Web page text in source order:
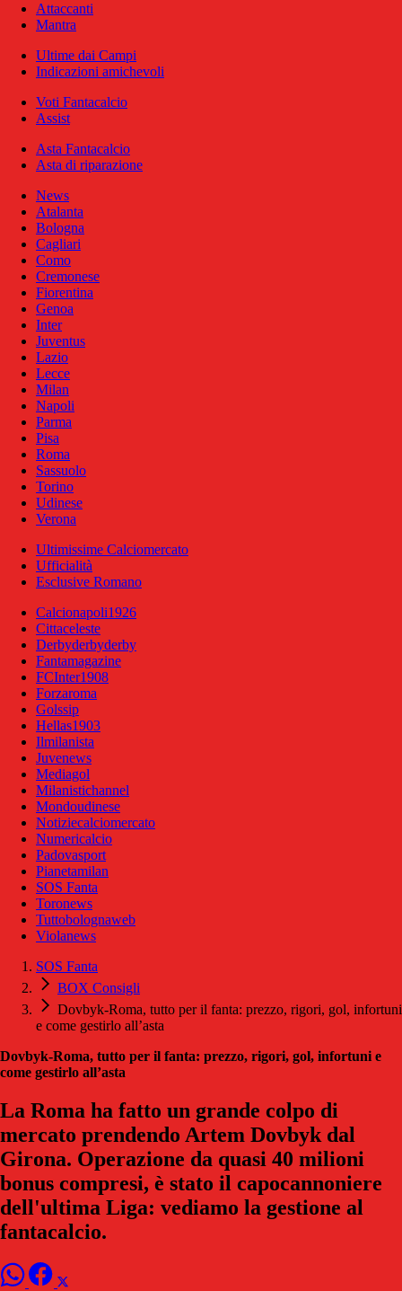
Attaccanti
Mantra
Ultime dai Campi
Indicazioni amichevoli
Voti Fantacalcio
Assist
Asta Fantacalcio
Asta di riparazione
News
Atalanta
Bologna
Cagliari
Como
Cremonese
Fiorentina
Genoa
Inter
Juventus
Lazio
Lecce
Milan
Napoli
Parma
Pisa
Roma
Sassuolo
Torino
Udinese
Verona
Ultimissime Calciomercato
Ufficialità
Esclusive Romano
Calcionapoli1926
Cittaceleste
Derbyderbyderby
Fantamagazine
FCInter1908
Forzaroma
Golssip
Hellas1903
Ilmilanista
Juvenews
Mediagol
Milanistichannel
Mondoudinese
Notiziecalciomercato
Numericalcio
Padovasport
Pianetamilan
SOS Fanta
Toronews
Tuttobolognaweb
Violanews
SOS Fanta
BOX Consigli
Dovbyk-Roma, tutto per il fanta: prezzo, rigori, gol, infortuni
e come gestirlo all’asta
Dovbyk-Roma, tutto per il fanta: prezzo, rigori, gol, infortuni e
come gestirlo all’asta
La Roma ha fatto un grande colpo di
mercato prendendo Artem Dovbyk dal
Girona. Operazione da quasi 40 milioni
bonus compresi, è stato il capocannoniere
dell'ultima Liga: vediamo la gestione al
fantacalcio.